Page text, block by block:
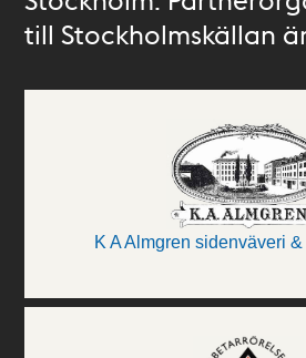
till Stockholmskällan
K A Almgren sidenväveri